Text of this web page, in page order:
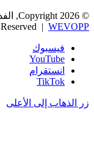
Reserved | WEVOPP
فيسبوك
‫YouTube
انستقرام
‫TikTok
زر الذهاب إلى الأعلى